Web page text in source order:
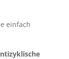
einfach